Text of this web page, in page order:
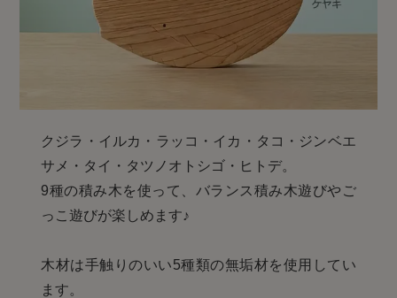
クジラ・イルカ・ラッコ・イカ・タコ・ジンベエ
サメ・タイ・タツノオトシゴ・ヒトデ。
9種の積み木を使って、バランス積み木遊びやご
っこ遊びが楽しめます♪
木材は手触りのいい5種類の無垢材を使用してい
ます。